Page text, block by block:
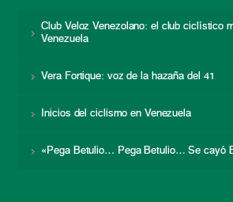
Club Veloz Venezolano: el club ciclístico
Venezuela
Vera Fortique: voz de la hazaña del 41
Inicios del ciclismo en Venezuela
«Pega Betulio… Pega Betulio… Se cayó